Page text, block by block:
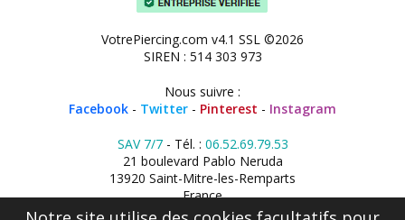
VotrePiercing.com v4.1 SSL ©2026
SIREN : 514 303 973
Nous suivre :
Facebook - Twitter - Pinterest - Instagram
SAV 7/7- Tél. : 06.52.69.79.53
21 boulevard Pablo Neruda
13920 Saint-Mitre-les-Remparts
France